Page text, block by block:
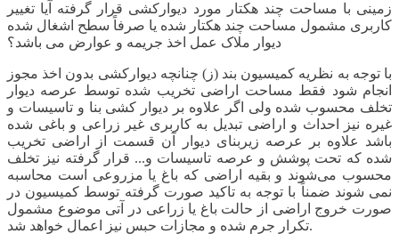
زمینی با مساحت چند هکتار مورد دیوارکشی قرار گرفته آیا تغییر
کاربری مشمول مساحت چند هکتار شده یا صرفاً سطح اشغال شده
با توجه به نظریه کمیسیون بند (ز) چنانچه دیوارکشی بدون اخذ مجوز
انجام شود فقط مساحت اراضی تخریب شده توسط عرصه دیوار
تخلف محسوب شده ولی اگر علاوه بر دیوار کشی بنا و تاسیسات و
غیره نیز احداث و اراضی تبدیل به کاربری غیر زراعی و باغی شده
باشد علاوه بر عرصه زیربنای دیوار آن قسمت از اراضی تخریب
شده که تحت پوشش و عرصه تاسیسات و... قرار گرفته نیز تخلف
محسوب می‌شوند و بقیه اراضی که باغ یا مزروعی است محاسبه
نمی شوند ضمناً با توجه به تاکید صورت گرفته توسط کمیسیون در
صورت خروج اراضی از حالت باغ یا زراعی در آتی موضوع مشمول
تکرار جرم شده و مجازات حبس نیز اعمال خواهد شد.